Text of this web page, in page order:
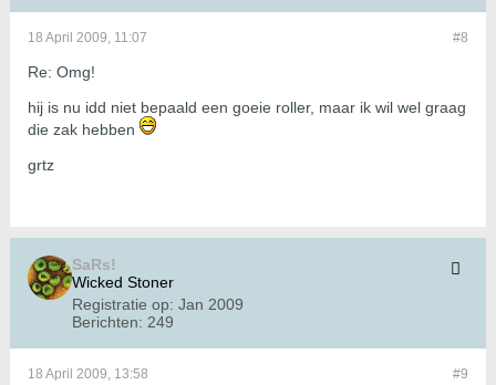
#8
18 April 2009, 11:07
Re: Omg!
hij is nu idd niet bepaald een goeie roller, maar ik wil wel graag
die zak hebben
grtz
SaRs!
Wicked Stoner
Registratie op: Jan 2009
Berichten: 249
#9
18 April 2009, 13:58